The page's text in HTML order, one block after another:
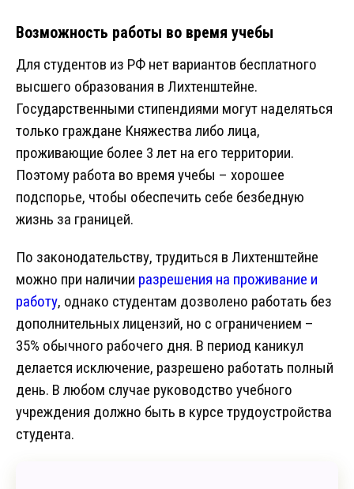
Возможность работы во время учебы
Для студентов из РФ нет вариантов бесплатного
высшего образования в Лихтенштейне.
Государственными стипендиями могут наделяться
только граждане Княжества либо лица,
проживающие более 3 лет на его территории.
Поэтому работа во время учебы – хорошее
подспорье, чтобы обеспечить себе безбедную
жизнь за границей.
По законодательству, трудиться в Лихтенштейне
можно при наличии разрешения на проживание и
работу, однако студентам дозволено работать без
дополнительных лицензий, но с ограничением –
35% обычного рабочего дня. В период каникул
делается исключение, разрешено работать полный
день. В любом случае руководство учебного
учреждения должно быть в курсе трудоустройства
студента.